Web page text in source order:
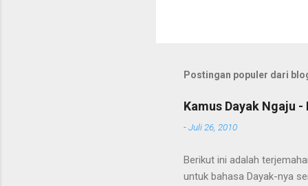
Postingan populer dari
Kamus Dayak Ngaju -
-Juli 26, 2010
Berikut ini adalah
untuk bahasa Dayak-nya